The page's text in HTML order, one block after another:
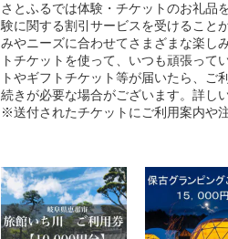
さとふるでは体験・チケットのお礼品
験に関する割引サービスを受けること
みやニーズに合わせてさまざまな楽し
トチケットを使って、いつも頑張っ
トやギフトチケット等が届いたら、
続きが必要な場合がございます。詳し
※送付されたチケットにご利用案内や